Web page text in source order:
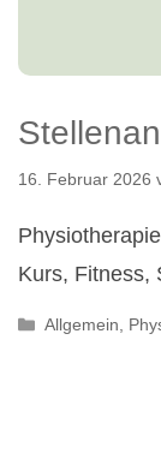
16. Februar 2026
Kurs, Fitness,
Kategorien
Allgemein,